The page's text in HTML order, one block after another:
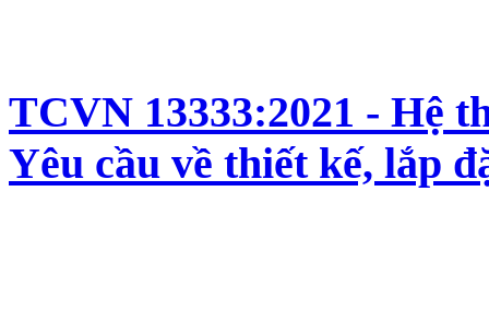
TCVN 13333:2021 - Hệ
Yêu cầu về thiết kế, lắp